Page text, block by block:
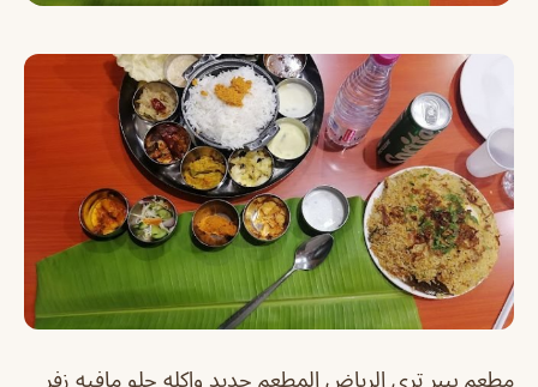
مطعم بيبر تري الرياض المطعم جديد واكله حلو مافيه زفر